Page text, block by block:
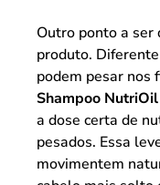
Outro ponto a ser
produto.
podem pesar nos
Shampoo NutriOil
a dose certa de
pesados. Essa
movimentem